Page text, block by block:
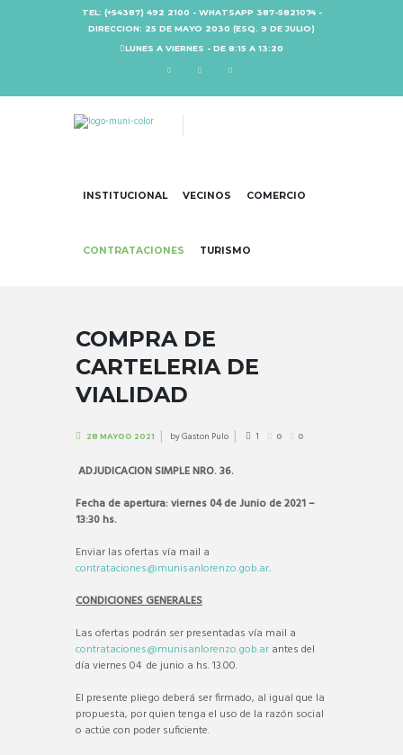
TEL: (+54387) 492 2100 - WHATSAPP 387-5821074 -
DIRECCION: 25 DE MAYO 2030 (ESQ. 9 DE JULIO)
LUNES A VIERNES - DE 8:15 A 13:20
INSTITUCIONAL VECINOS COMERCIO
CONTRATACIONES TURISMO
COMPRA DE
CARTELERIA DE
VIALIDAD
28 MAYOO 2021 byGaston Pulo 1 0 0
ADJUDICACION SIMPLE NRO. 36.
Fecha de apertura:viernes04deJunio de 2021 –
13:30 hs.
Enviar las ofertas vía mail a
contrataciones@munisanlorenzo.gob.ar.
CONDICIONES GENERALES
Las ofertas podrán ser presentadas vía mail a
contrataciones@munisanlorenzo.gob.ar antes del
día viernes 04 de junio a hs. 13.00.
El presente pliego deberá ser firmado, al igual que la
propuesta, por quien tenga el uso de la razón social
o actúe con poder suficiente.